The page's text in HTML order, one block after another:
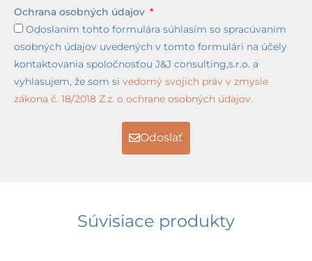
Ochrana osobných údajov
Odoslaním tohto formulára súhlasím so spracúvaním
osobných údajov uvedených v tomto formulári na účely
kontaktovania spoločnosťou J&J consulting,s.r.o. a
vyhlasujem, že som si vedomý svojich práv v zmysle
zákona č. 18/2018 Z.z. o ochrane osobných údajov.
Odoslať
Súvisiace produkty